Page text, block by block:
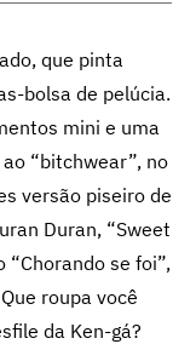
que pinta
bolsa de pelúcia.
mini e uma
“bitchwear”, no
versão piseiro de
Duran, “Sweet
se foi”,
roupa você
da Ken-gá?